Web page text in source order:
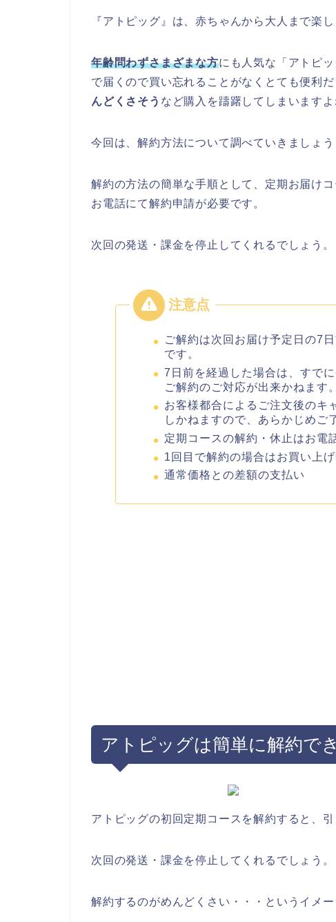
『アトピッグ』は、赤ちゃんから大人まで楽し
年齢問わずさまざまな方にも人気な「アトピ
で届くので買い忘れることがなくとても便利だ
んどくさそう など購入を躊躇してしまいますよ
今回は、解約方法について調べていきましょう
解約の方法の簡単な手順として、定期お届け
お電話にて解約申請が必要です。
次回の発送・課金を停止してくれるでしょう。
ご解約は次回お届け予定日の7
です。
7日前を経過した場合は、すで
ご解約のご対応が出来かねます。
お客様都合によるご注文後のキ
しかねますので、あらかじめご
定期コースの解約・休止はお電
1回目で解約の場合はお買い上
通常価格との差額の支払い
アトピッグは簡単に解約で
アトピッグの初回定期コースを解約すると、
次回の発送・課金を停止してくれるでしょう。
解約するのがめんどくさい・・・というイメ